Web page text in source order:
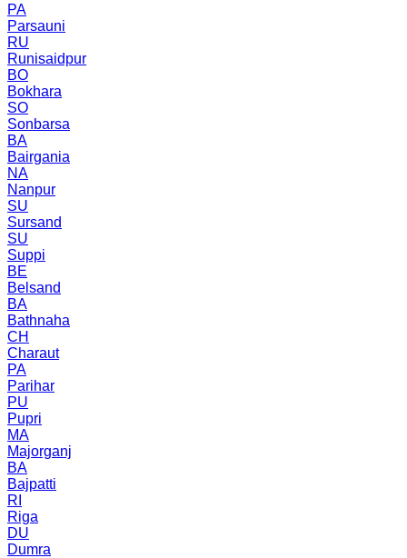
PA
Parsauni
RU
Runisaidpur
BO
Bokhara
SO
Sonbarsa
BA
Bairgania
NA
Nanpur
SU
Sursand
SU
Suppi
BE
Belsand
BA
Bathnaha
CH
Charaut
PA
Parihar
PU
Pupri
MA
Majorganj
BA
Bajpatti
RI
Riga
DU
Dumra